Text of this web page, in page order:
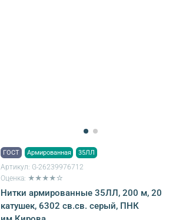
ГОСТ Армированная 35ЛЛ
Артикул: G-26239976712
Оценка: ★★★★☆
Нитки армированные 35ЛЛ, 200 м, 20
катушек, 6302 св.св. серый, ПНК